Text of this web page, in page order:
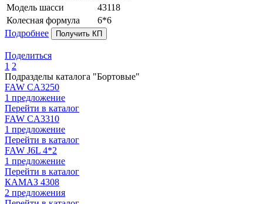
Модель шасси
43118
Колесная формула
6*6
Подробнее
Получить КП
Поделиться
1 2
Подразделы каталога "Бортовые"
FAW CA3250
1 предложение
Перейти в каталог
FAW CA3310
1 предложение
Перейти в каталог
FAW J6L 4*2
1 предложение
Перейти в каталог
КАМАЗ 4308
2 предложения